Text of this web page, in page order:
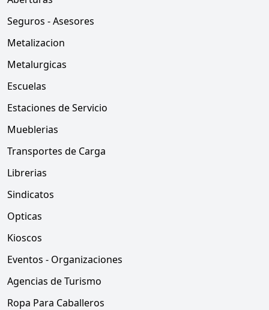
Seguros - Asesores
Metalizacion
Metalurgicas
Escuelas
Estaciones de Servicio
Mueblerias
Transportes de Carga
Librerias
Sindicatos
Opticas
Kioscos
Eventos - Organizaciones
Agencias de Turismo
Ropa Para Caballeros